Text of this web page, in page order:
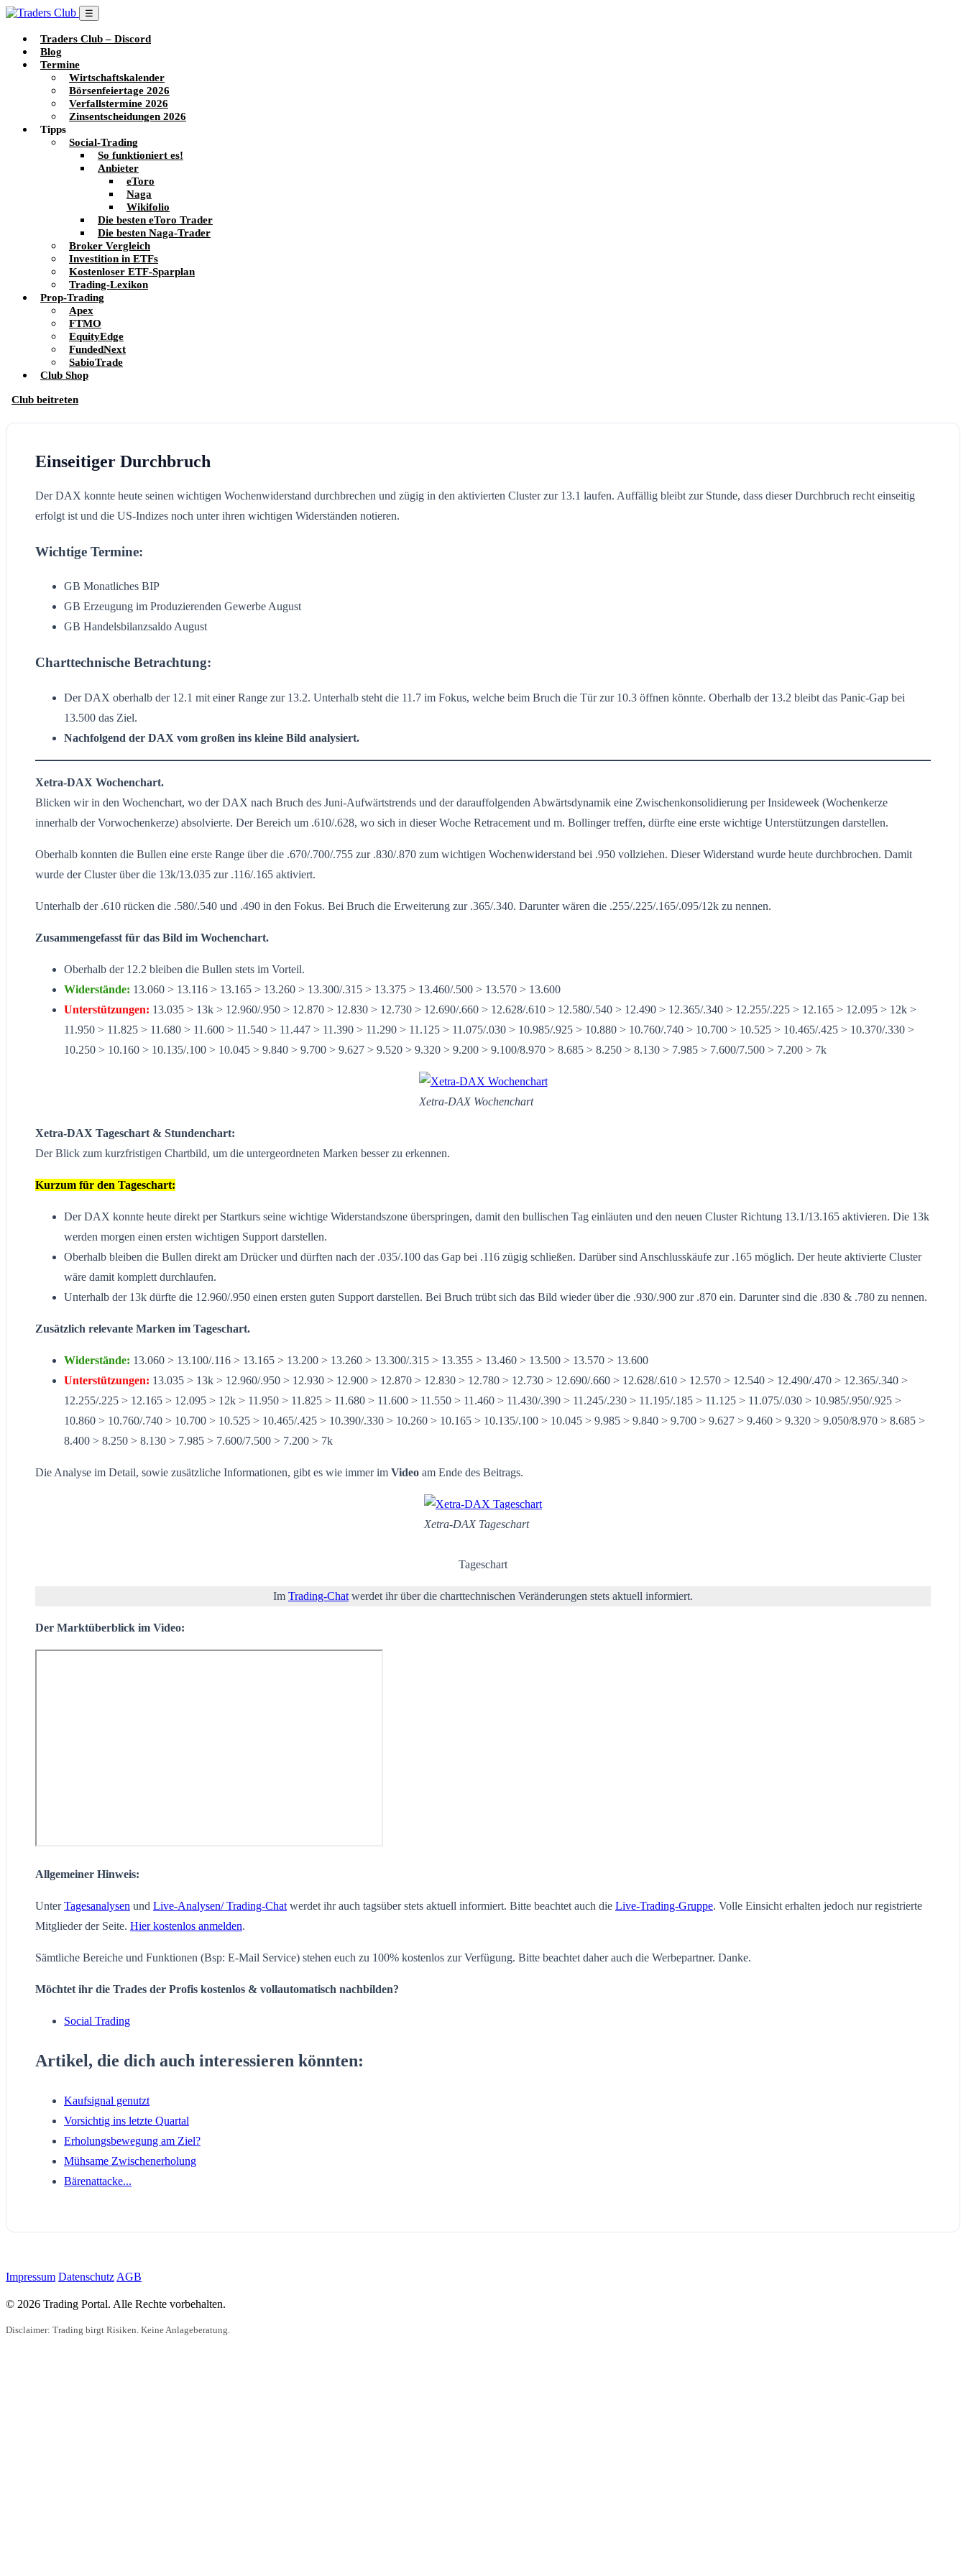
☰
Traders Club – Discord
Blog
Termine
Wirtschaftskalender
Börsenfeiertage 2026
Verfallstermine 2026
Zinsentscheidungen 2026
Tipps
Social-Trading
So funktioniert es!
Anbieter
eToro
Naga
Wikifolio
Die besten eToro Trader
Die besten Naga-Trader
Broker Vergleich
Investition in ETFs
Kostenloser ETF-Sparplan
Trading-Lexikon
Prop-Trading
Apex
FTMO
EquityEdge
FundedNext
SabioTrade
Club Shop
Club beitreten
Einseitiger Durchbruch
Der DAX konnte heute seinen wichtigen Wochenwiderstand durchbrechen und zügig in den aktivierten Cluster zur 13.1 laufen. Auffällig bleibt zur Stunde, dass dieser Durchbruch recht einseitig
erfolgt ist und die US-Indizes noch unter ihren wichtigen Widerständen notieren.
Wichtige Termine:
GB Monatliches BIP
GB Erzeugung im Produzierenden Gewerbe August
GB Handelsbilanzsaldo August
Charttechnische Betrachtung:
Der DAX oberhalb der 12.1 mit einer Range zur 13.2. Unterhalb steht die 11.7 im Fokus, welche beim Bruch die Tür zur 10.3 öffnen könnte. Oberhalb der 13.2 bleibt das Panic-Gap bei
13.500 das Ziel.
Nachfolgend der DAX vom großen ins kleine Bild analysiert.
Xetra-DAX Wochenchart.
Blicken wir in den Wochenchart, wo der DAX nach Bruch des Juni-Aufwärtstrends und der darauffolgenden Abwärtsdynamik eine Zwischenkonsolidierung per Insideweek (Wochenkerze
innerhalb der Vorwochenkerze) absolvierte. Der Bereich um .610/.628, wo sich in dieser Woche Retracement und m. Bollinger treffen, dürfte eine erste wichtige Unterstützungen darstellen.
Oberhalb konnten die Bullen eine erste Range über die .670/.700/.755 zur .830/.870 zum wichtigen Wochenwiderstand bei .950 vollziehen. Dieser Widerstand wurde heute durchbrochen. Damit
wurde der Cluster über die 13k/13.035 zur .116/.165 aktiviert.
Unterhalb der .610 rücken die .580/.540 und .490 in den Fokus. Bei Bruch die Erweiterung zur .365/.340. Darunter wären die .255/.225/.165/.095/12k zu nennen.
Zusammengefasst für das Bild im Wochenchart.
Oberhalb der 12.2 bleiben die Bullen stets im Vorteil.
Widerstände: 13.060 > 13.116 > 13.165 > 13.260 > 13.300/.315 > 13.375 > 13.460/.500 > 13.570 > 13.600
Unterstützungen: 13.035 > 13k > 12.960/.950 > 12.870 > 12.830 > 12.730 > 12.690/.660 > 12.628/.610 > 12.580/.540 > 12.490 > 12.365/.340 > 12.255/.225 > 12.165 > 12.095 > 12k >
11.950 > 11.825 > 11.680 > 11.600 > 11.540 > 11.447 > 11.390 > 11.290 > 11.125 > 11.075/.030 > 10.985/.925 > 10.880 > 10.760/.740 > 10.700 > 10.525 > 10.465/.425 > 10.370/.330 >
10.250 > 10.160 > 10.135/.100 > 10.045 > 9.840 > 9.700 > 9.627 > 9.520 > 9.320 > 9.200 > 9.100/8.970 > 8.685 > 8.250 > 8.130 > 7.985 > 7.600/7.500 > 7.200 > 7k
Xetra-DAX Wochenchart
Xetra-DAX Tageschart & Stundenchart:
Der Blick zum kurzfristigen Chartbild, um die untergeordneten Marken besser zu erkennen.
Kurzum für den Tageschart:
Der DAX konnte heute direkt per Startkurs seine wichtige Widerstandszone überspringen, damit den bullischen Tag einläuten und den neuen Cluster Richtung 13.1/13.165 aktivieren. Die 13k
werden morgen einen ersten wichtigen Support darstellen.
Oberhalb bleiben die Bullen direkt am Drücker und dürften nach der .035/.100 das Gap bei .116 zügig schließen. Darüber sind Anschlusskäufe zur .165 möglich. Der heute aktivierte Cluster
wäre damit komplett durchlaufen.
Unterhalb der 13k dürfte die 12.960/.950 einen ersten guten Support darstellen. Bei Bruch trübt sich das Bild wieder über die .930/.900 zur .870 ein. Darunter sind die .830 & .780 zu nennen.
Zusätzlich relevante Marken im Tageschart.
Widerstände: 13.060 > 13.100/.116 > 13.165 > 13.200 > 13.260 > 13.300/.315 > 13.355 > 13.460 > 13.500 > 13.570 > 13.600
Unterstützungen: 13.035 > 13k > 12.960/.950 > 12.930 > 12.900 > 12.870 > 12.830 > 12.780 > 12.730 > 12.690/.660 > 12.628/.610 > 12.570 > 12.540 > 12.490/.470 > 12.365/.340 >
12.255/.225 > 12.165 > 12.095 > 12k > 11.950 > 11.825 > 11.680 > 11.600 > 11.550 > 11.460 > 11.430/.390 > 11.245/.230 > 11.195/.185 > 11.125 > 11.075/.030 > 10.985/.950/.925 >
10.860 > 10.760/.740 > 10.700 > 10.525 > 10.465/.425 > 10.390/.330 > 10.260 > 10.165 > 10.135/.100 > 10.045 > 9.985 > 9.840 > 9.700 > 9.627 > 9.460 > 9.320 > 9.050/8.970 > 8.685 >
8.400 > 8.250 > 8.130 > 7.985 > 7.600/7.500 > 7.200 > 7k
Die Analyse im Detail, sowie zusätzliche Informationen, gibt es wie immer im Video am Ende des Beitrags.
Xetra-DAX Tageschart
Tageschart
Im Trading-Chat werdet ihr über die charttechnischen Veränderungen stets aktuell informiert.
Der Marktüberblick im Video:
Allgemeiner Hinweis:
UnterTagesanalysen und Live-Analysen/ Trading-Chat werdet ihr auch tagsüber stets aktuell informiert. Bitte beachtet auch die Live-Trading-Gruppe. Volle Einsicht erhalten jedoch nur registrierte
Mitglieder der Seite. Hier kostenlos anmelden.
Sämtliche Bereiche und Funktionen (Bsp: E-Mail Service) stehen euch zu 100% kostenlos zur Verfügung. Bitte beachtet daher auch die Werbepartner. Danke.
Möchtet ihr die Trades der Profis kostenlos & vollautomatisch nachbilden?
Social Trading
Artikel, die dich auch interessieren könnten:
Kaufsignal genutzt
Vorsichtig ins letzte Quartal
Erholungsbewegung am Ziel?
Mühsame Zwischenerholung
Bärenattacke...
Impressum Datenschutz AGB
© 2026 Trading Portal. Alle Rechte vorbehalten.
Disclaimer: Trading birgt Risiken. Keine Anlageberatung.